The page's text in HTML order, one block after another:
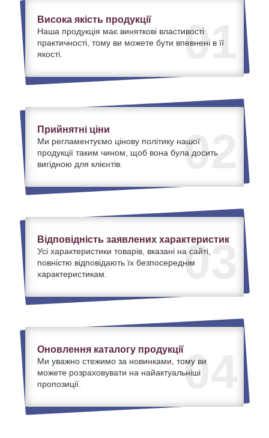
01
Висока якість продукції
Наша продукція має виняткові властивості
практичності, тому ви можете бути впевнені в її
якості.
02
Прийнятні ціни
Ми регламентуємо цінову політику нашої
продукції таким чином, щоб вона була досить
вигідною для клієнтів.
03
Відповідність заявлених характеристик
Усі характеристики товарів, вказані на сайті,
повністю відповідають їх безпосереднім
характеристикам.
04
Оновлення каталогу продукції
Ми уважно стежимо за новинками, тому ви
можете розраховувати на найактуальніші
пропозиції.